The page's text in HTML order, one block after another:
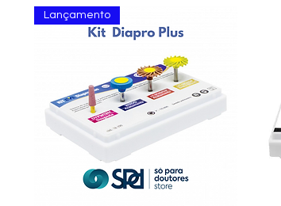
Lançamento